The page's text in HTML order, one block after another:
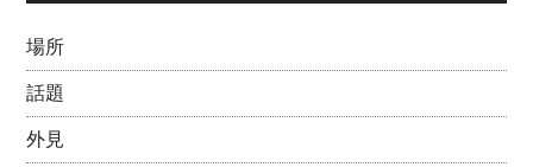
場所
話題
外見